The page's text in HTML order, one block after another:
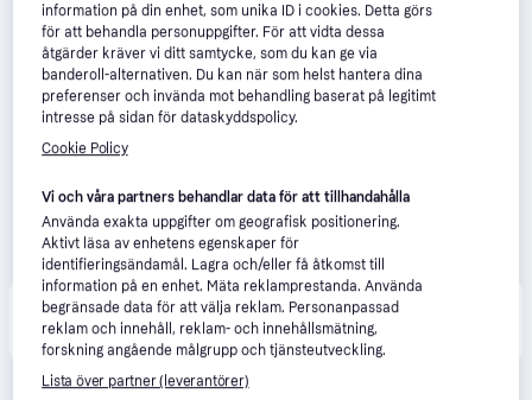
Produkten finns även hos 1 butik som valt att inte
samarbeta med PriceRunner.
information på din enhet, som unika ID i cookies. Detta görs
för att behandla personuppgifter. För att vidta dessa
åtgärder kräver vi ditt samtycke, som du kan ge via
banderoll-alternativen. Du kan när som helst hantera dina
preferenser och invända mot behandling baserat på legitimt
intresse på sidan för dataskyddspolicy.
Cookie Policy
Vi och våra partners behandlar data för att tillhandahålla
Använda exakta uppgifter om geografisk positionering.
Aktivt läsa av enhetens egenskaper för
identifieringsändamål. Lagra och/eller få åtkomst till
information på en enhet. Mäta reklamprestanda. Använda
begränsade data för att välja reklam. Personanpassad
reklam och innehåll, reklam- och innehållsmätning,
forskning angående målgrupp och tjänsteutveckling.
Lista över partner (leverantörer)